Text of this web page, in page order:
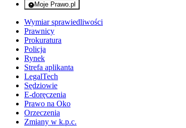
Moje Prawo.pl
- rejestracja i logowanie do serwisu
Wymiar sprawiedliwości
Prawnicy
Prokuratura
Policja
Rynek
Strefa aplikanta
LegalTech
Sędziowie
E-doręczenia
Prawo na Oko
Orzeczenia
Zmiany w k.p.c.